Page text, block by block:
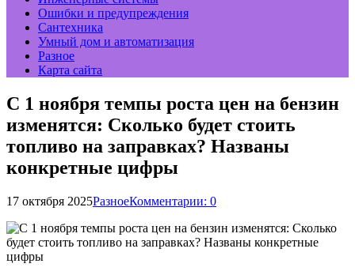
Ошибки и предупреждения
Сантехника
Умный дом и автоматизация
Разное
Карта сайта
С 1 ноября темпы роста цен на бензин
изменятся: Сколько будет стоить
топливо на заправках? Названы
конкретные цифры
17 октября 2025РазноеКомментарии: 0